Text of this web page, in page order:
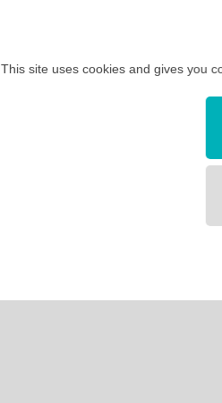
This site uses cookies and gives you